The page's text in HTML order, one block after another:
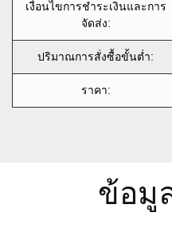
เงื่อนไขการชำระเงินและการ
จัดส่ง:
ปริมาณการสั่งซื้อขั้นต่ำ:
ราคา:
ข้อมู